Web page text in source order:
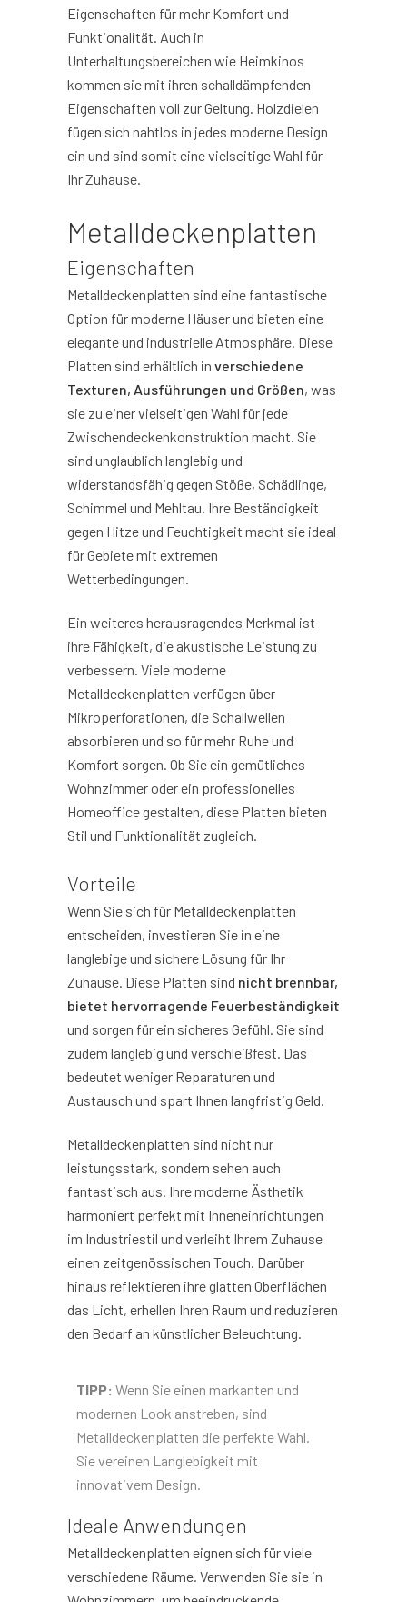
Eigenschaften für mehr Komfort und
Funktionalität. Auch in
Unterhaltungsbereichen wie Heimkinos
kommen sie mit ihren schalldämpfenden
Eigenschaften voll zur Geltung. Holzdielen
fügen sich nahtlos in jedes moderne Design
ein und sind somit eine vielseitige Wahl für
Ihr Zuhause.
Metalldeckenplatten
Eigenschaften
Metalldeckenplatten sind eine fantastische
Option für moderne Häuser und bieten eine
elegante und industrielle Atmosphäre. Diese
Platten sind erhältlich in verschiedene
Texturen, Ausführungen und Größen, was
sie zu einer vielseitigen Wahl für jede
Zwischendeckenkonstruktion macht. Sie
sind unglaublich langlebig und
widerstandsfähig gegen Stöße, Schädlinge,
Schimmel und Mehltau. Ihre Beständigkeit
gegen Hitze und Feuchtigkeit macht sie ideal
für Gebiete mit extremen
Wetterbedingungen.
Ein weiteres herausragendes Merkmal ist
ihre Fähigkeit, die akustische Leistung zu
verbessern. Viele moderne
Metalldeckenplatten verfügen über
Mikroperforationen, die Schallwellen
absorbieren und so für mehr Ruhe und
Komfort sorgen. Ob Sie ein gemütliches
Wohnzimmer oder ein professionelles
Homeoffice gestalten, diese Platten bieten
Stil und Funktionalität zugleich.
Vorteile
Wenn Sie sich für Metalldeckenplatten
entscheiden, investieren Sie in eine
langlebige und sichere Lösung für Ihr
Zuhause. Diese Platten sind nicht brennbar,
bietet hervorragende Feuerbeständigkeit
und sorgen für ein sicheres Gefühl. Sie sind
zudem langlebig und verschleißfest. Das
bedeutet weniger Reparaturen und
Austausch und spart Ihnen langfristig Geld.
Metalldeckenplatten sind nicht nur
leistungsstark, sondern sehen auch
fantastisch aus. Ihre moderne Ästhetik
harmoniert perfekt mit Inneneinrichtungen
im Industriestil und verleiht Ihrem Zuhause
einen zeitgenössischen Touch. Darüber
hinaus reflektieren ihre glatten Oberflächen
das Licht, erhellen Ihren Raum und reduzieren
den Bedarf an künstlicher Beleuchtung.
TIPP: Wenn Sie einen markanten und
modernen Look anstreben, sind
Metalldeckenplatten die perfekte Wahl.
Sie vereinen Langlebigkeit mit
innovativem Design.
Ideale Anwendungen
Metalldeckenplatten eignen sich für viele
verschiedene Räume. Verwenden Sie sie in